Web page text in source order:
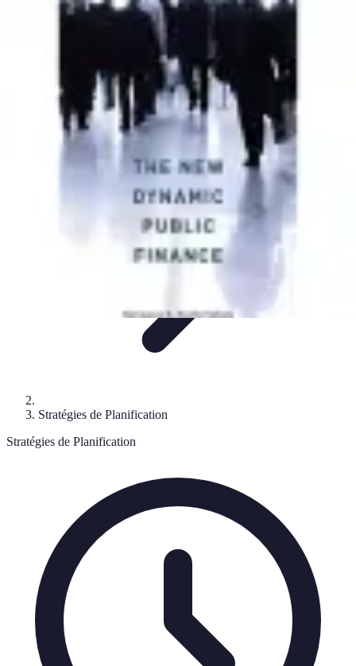
Plan Finance Perspective
Stratégies Financières
Évaluation et Ajustement Évaluation et Ajustement du Plan
Plan Finance Perspective
Stratégies de Planification
Stratégies de Planification